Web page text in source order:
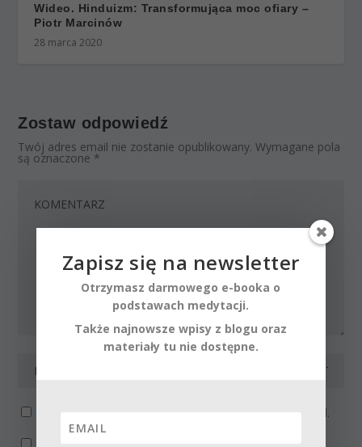
Wideo. Hinduizm: Transformująca moc ofiary –
Piotr Marcinów
28 marca 2020
Zostaw odpowiedź
Twój adres email nie zostanie opublikowany. Wymagane pola
są oznaczone *
Powiadom mnie o kolejnych komentarzach przez email.
Zapisz się na newsletter
Otrzymasz darmowego e-booka o
podstawach medytacji.
Także najnowsze wpisy z blogu oraz
materiały tu nie dostępne.